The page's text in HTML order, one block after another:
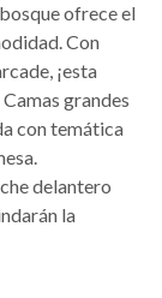
ofrece el
Con
¡esta
grandes
con temática
delantero
la